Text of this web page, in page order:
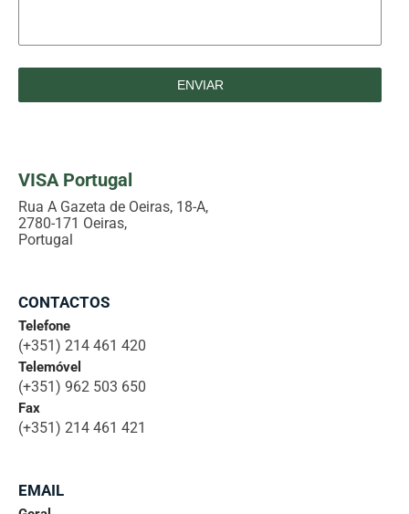
VISA Portugal
Rua A Gazeta de Oeiras, 18-A,
2780-171 Oeiras,
Portugal
CONTACTOS
Telefone
(+351) 214 461 420
Telemóvel
(+351) 962 503 650
Fax
(+351) 214 461 421
EMAIL